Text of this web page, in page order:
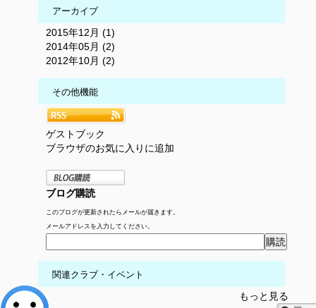
アーカイブ
2015年12月 (1)
2014年05月 (2)
2012年10月 (2)
その他機能
ゲストブック
ブラウザのお気に入りに追加
ブログ購読
このブログが更新されたらメールが届きます。
メールアドレスを入力してください。
関連クラブ・イベント
もっと見る